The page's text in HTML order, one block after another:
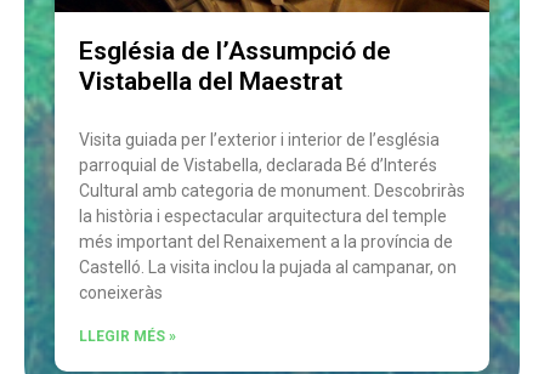
Església de l’Assumpció de
Vistabella del Maestrat
Visita guiada per l’exterior i interior de l’església
parroquial de Vistabella, declarada Bé d’Interés
Cultural amb categoria de monument. Descobriràs
la història i espectacular arquitectura del temple
més important del Renaixement a la província de
Castelló. La visita inclou la pujada al campanar, on
coneixeràs
LLEGIR MÉS »